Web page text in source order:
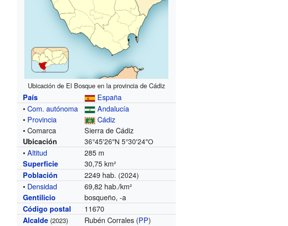
Ubicación de El Bosque en la provincia de Cádiz
País
España
•Com. autónoma
Andalucía
• Provincia
Cádiz
• Comarca
Sierra de Cádiz
Ubicación 36°45′26″N 5°30′24″O
•Altitud 285 m
Superficie 30,75 km²
Población 2249 hab. (2024)
• Densidad 69,82 hab./km²
Gentilicio bosqueño, -a
Código postal 11670
Alcalde (2023) Rubén Corrales (PP)